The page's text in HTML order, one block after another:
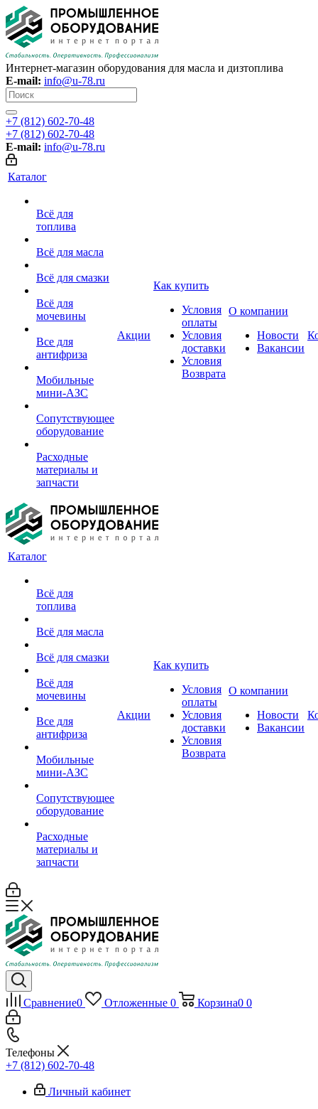
Интернет-магазин оборудования для масла и дизтоплива
E-mail: info@u-78.ru
+7 (812) 602-70-48
+7 (812) 602-70-48
E-mail: info@u-78.ru
Каталог
Всё для
топлива
Всё для масла
Всё для смазки
Всё для
мочевины
Все для
антифриза
Мобильные
мини-АЗС
Сопутствующее
оборудование
Расходные
материалы и
запчасти
Акции
Как купить
Условия
оплаты
Условия
доставки
Условия
Возврата
О компании
Новости
Вакансии
Каталог
Всё для
топлива
Всё для масла
Всё для смазки
Всё для
мочевины
Все для
антифриза
Мобильные
мини-АЗС
Сопутствующее
оборудование
Расходные
материалы и
запчасти
Акции
Как купить
Условия
оплаты
Условия
доставки
Условия
Возврата
О компании
Новости
Вакансии
Сравнение0 Отложенные 0 Корзина0 0
Телефоны
+7 (812) 602-70-48
Личный кабинет